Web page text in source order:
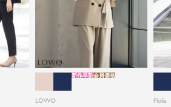
LOWO
新作早割会員価格
Flolia